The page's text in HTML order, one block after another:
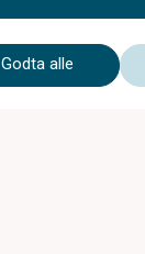
Godta alle